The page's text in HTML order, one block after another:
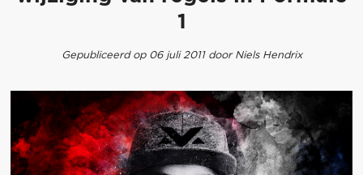
1
Gepubliceerd op 06 juli 2011 door Niels Hendrix